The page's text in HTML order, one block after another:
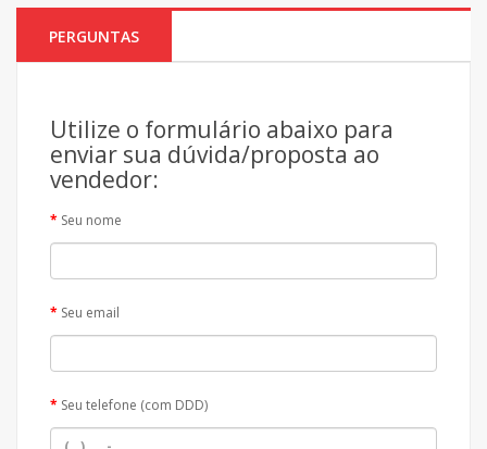
PERGUNTAS
Utilize o formulário abaixo para
enviar sua dúvida/proposta ao
vendedor:
Seu nome
Seu email
Seu telefone (com DDD)